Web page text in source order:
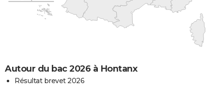
Autour du bac 2026 à Hontanx
Résultat brevet 2026